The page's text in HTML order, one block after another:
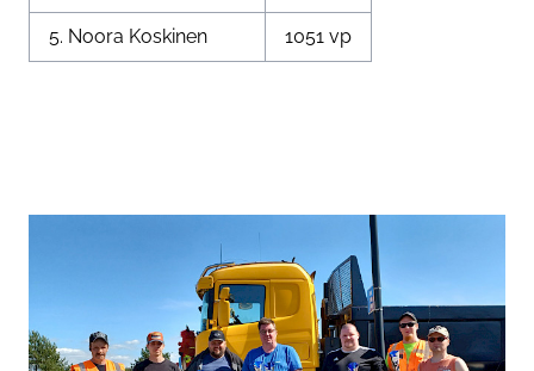
5. Noora Koskinen 1051 vp